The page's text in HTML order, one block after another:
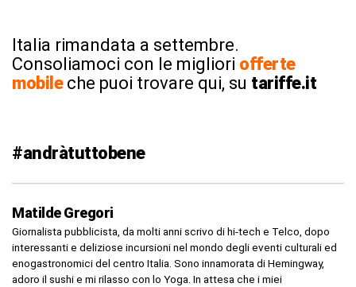
Italia rimandata a settembre.
Consoliamoci con le migliori offerte
mobileche puoi trovare qui, su tariffe.it
#andràtuttobene
Matilde Gregori
Giornalista pubblicista, da molti anni scrivo di hi-tech e Telco, dopo
interessanti e deliziose incursioni nel mondo degli eventi culturali ed
enogastronomici del centro Italia. Sono innamorata di Hemingway,
adoro il sushi e mi rilasso con lo Yoga. In attesa che i miei